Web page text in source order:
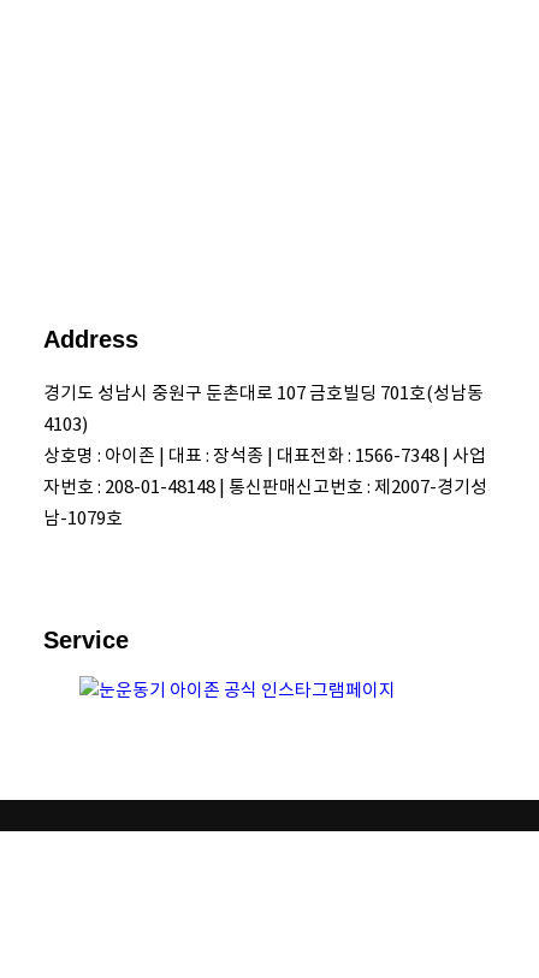
Address
경기도 성남시 중원구 둔촌대로 107 금호빌딩 701호(성남동
4103)
상호명 : 아이존 | 대표 : 장석종 | 대표전화 : 1566-7348 | 사업
자번호 : 208-01-48148 | 통신판매신고번호 : 제2007-경기성
남-1079호
Service